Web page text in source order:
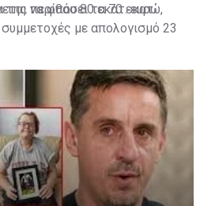
να φθάσει τα 70 εκατ.
της περίπου 80 εκατ. ευρώ,
με απολογισμό 23